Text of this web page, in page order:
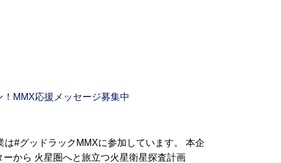
！MMX応援メッセージ募集中
は#グッドラックMMXに参加しています。 本企
から 火星圏へと旅立つ火星衛星探査計画